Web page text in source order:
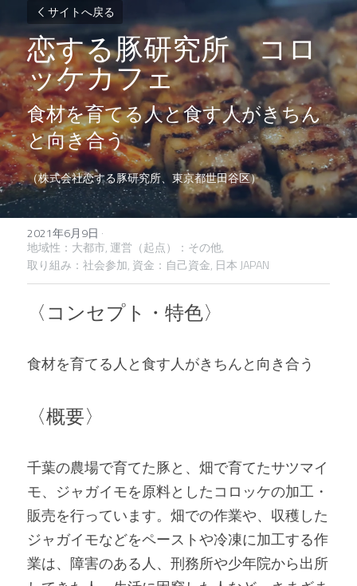
サイトへ戻る
恋する豚研究所　コロ
ッケカフェ
食材を育てる人と食す人がきちん
と向き合う
（株式会社恋する豚研究所、東京都世田谷区）
2021年6月9日 ·
地域性：大都市, 運営（起点）：その他,
取り組み：社会参加, 資金：自己資金, 日本 JAPAN
〈コンセプト・特色〉
食材を育てる人と食す人がきちんと向き合う
〈概要〉
千葉の農場で育てた豚と、畑で育てたサツマイ
モ、ジャガイモを原料としたコロッケの加工・
販売を行っています。畑での作業や、収穫した
ジャガイモなどをペーストや冷凍に加工する作
業は、障害のある人、刑務所や少年院から出所